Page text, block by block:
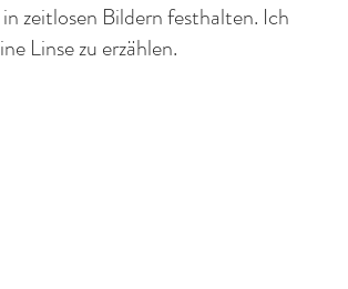
zeitlosen Bildern festhalten. Ich
Linse zu erzählen.